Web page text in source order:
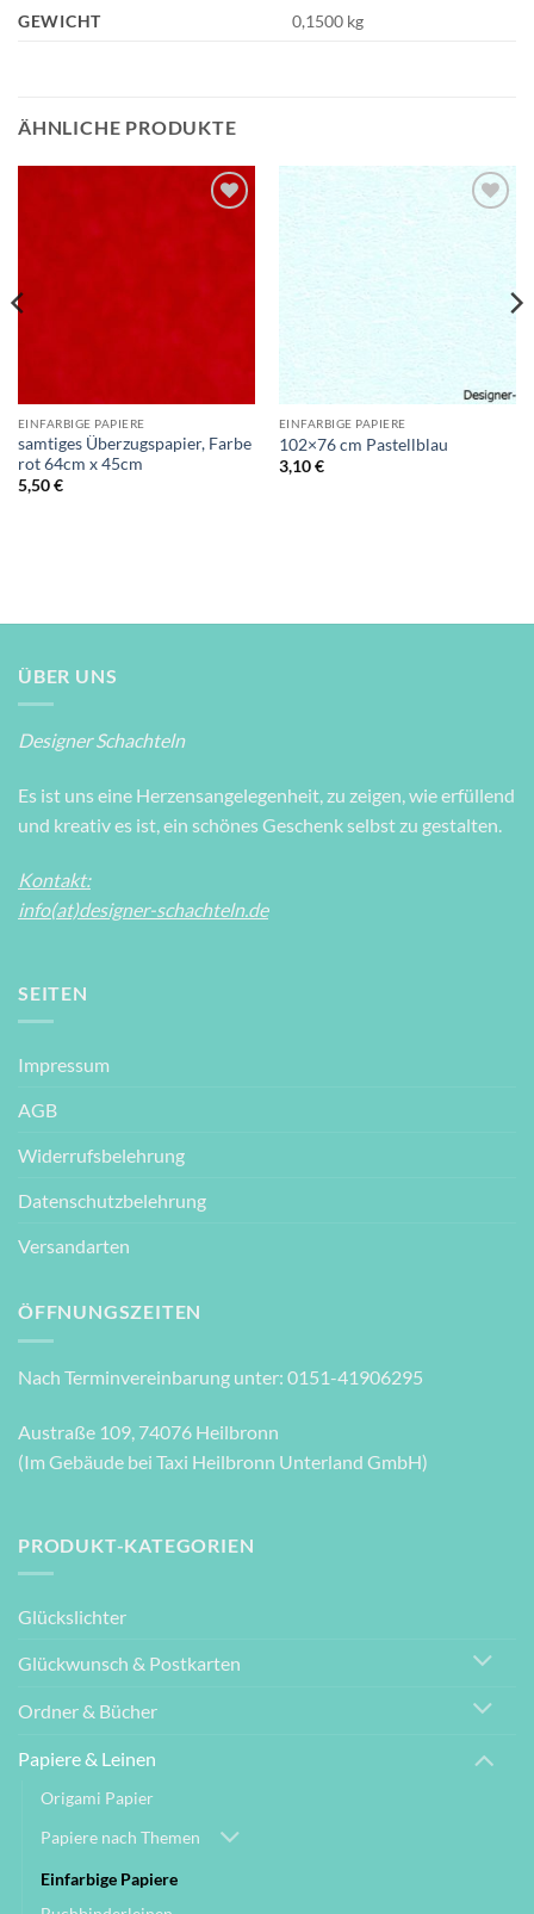
GEWICHT 0,1500 kg
ÄHNLICHE PRODUKTE
EINFARBIGE PAPIERE
samtiges Überzugspapier, Farbe
rot 64cm x 45cm
5,50€
EINFARBIGE PAPIERE
102×76 cm Pastellblau
3,10€
ÜBER UNS
Designer Schachteln
Es ist uns eine Herzensangelegenheit, zu zeigen, wie erfüllend
und kreativ es ist, ein schönes Geschenk selbst zu gestalten.
Kontakt:
info(at)designer-schachteln.de
SEITEN
Impressum
AGB
Widerrufsbelehrung
Datenschutzbelehrung
Versandarten
ÖFFNUNGSZEITEN
Nach Terminvereinbarung unter: 0151-41906295
Austraße 109, 74076 Heilbronn
(Im Gebäude bei Taxi Heilbronn Unterland GmbH)
PRODUKT-KATEGORIEN
Glückslichter
Glückwunsch & Postkarten
Ordner & Bücher
Papiere & Leinen
Origami Papier
Papiere nach Themen
Einfarbige Papiere